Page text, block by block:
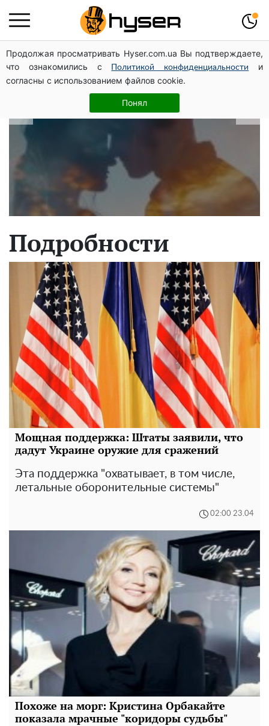
Продолжая просматривать Hyser.com.ua Вы подтверждаете,
что ознакомились с
Политикой конфиденциальности
и
согласны с использованием файлов cookie.
Понял
В какие даты рождаются самые
верные мужчины: лучше сразу
проверить, чтоб потом не страдать
Подробности
Мощная поддержка: Штаты заявили, что
дадут Украине оружие для сражений
Эта поддержка "охватывает, в том числе,
летальные оборонительные системы"
02:00 23.04
Похоже на морг: Кристина Орбакайте
показала мрачные "коридоры судьбы"